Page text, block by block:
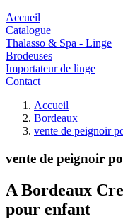
Accueil
Catalogue
Thalasso & Spa - Linge
Brodeuses
Importateur de linge
Contact
Accueil
Bordeaux
vente de peignoir
vente de peignoir
A Bordeaux
pour enfant